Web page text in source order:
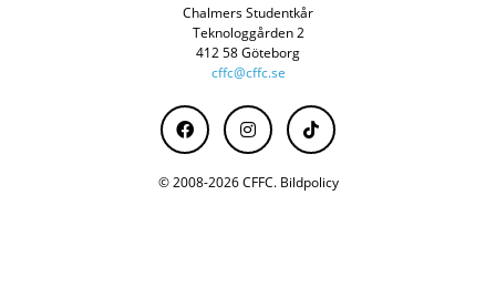
Chalmers Studentkår
Teknologgården 2
412 58 Göteborg
cffc@cffc.se
© 2008-2026 CFFC. Bildpolicy